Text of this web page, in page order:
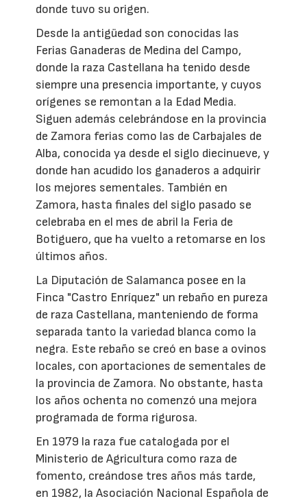
donde tuvo su origen.
Desde la antigüedad son conocidas las
Ferias Ganaderas de Medina del Campo,
donde la raza Castellana ha tenido desde
siempre una presencia importante, y cuyos
orígenes se remontan a la Edad Media.
Siguen además celebrándose en la provincia
de Zamora ferias como las de Carbajales de
Alba, conocida ya desde el siglo diecinueve, y
donde han acudido los ganaderos a adquirir
los mejores sementales. También en
Zamora, hasta finales del siglo pasado se
celebraba en el mes de abril la Feria de
Botiguero, que ha vuelto a retomarse en los
últimos años.
La Diputación de Salamanca posee en la
Finca "Castro Enríquez" un rebaño en pureza
de raza Castellana, manteniendo de forma
separada tanto la variedad blanca como la
negra. Este rebaño se creó en base a ovinos
locales, con aportaciones de sementales de
la provincia de Zamora. No obstante, hasta
los años ochenta no comenzó una mejora
programada de forma rigurosa.
En 1979 la raza fue catalogada por el
Ministerio de Agricultura como raza de
fomento, creándose tres años más tarde,
en 1982, la Asociación Nacional Española de